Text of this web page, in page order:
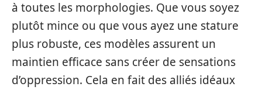
à toutes les morphologies. Que vous soyez
plutôt mince ou que vous ayez une stature
plus robuste, ces modèles assurent un
maintien efficace sans créer de sensations
d’oppression. Cela en fait des alliés idéaux